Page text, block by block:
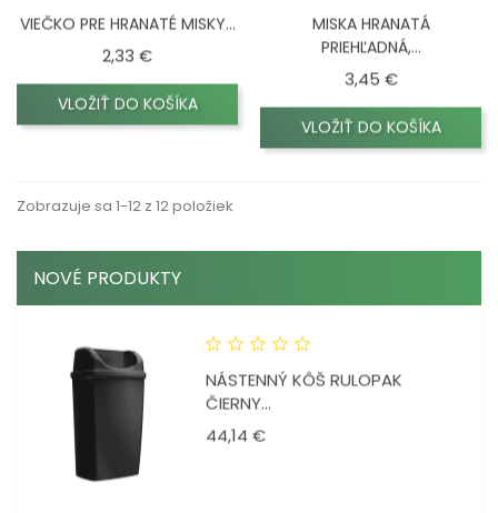
NOVÉ PRODUKTY
NÁSTENNÝ KÔŠ RULOPAK
ČIERNY...
44,14 €Cena
VIEČKO PRE HRANATÉ MISKY...
2,33 €Cena
VLOŽIŤ DO KOŠÍKA
MISKA HRANATÁ
PRIEHĽADNÁ,...
3,45 €Cena
VLOŽIŤ DO KOŠÍKA
Zobrazuje sa 1-12 z 12 položiek